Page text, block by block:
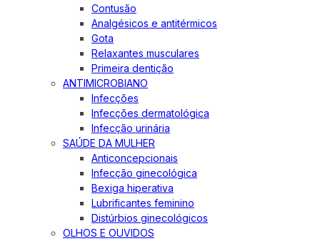
Contusão
Analgésicos e antitérmicos
Gota
Relaxantes musculares
Primeira dentição
ANTIMICROBIANO
Infecções
Infecções dermatológica
Infecção urinária
SAÚDE DA MULHER
Anticoncepcionais
Infecção ginecológica
Bexiga hiperativa
Lubrificantes feminino
Distúrbios ginecológicos
OLHOS E OUVIDOS